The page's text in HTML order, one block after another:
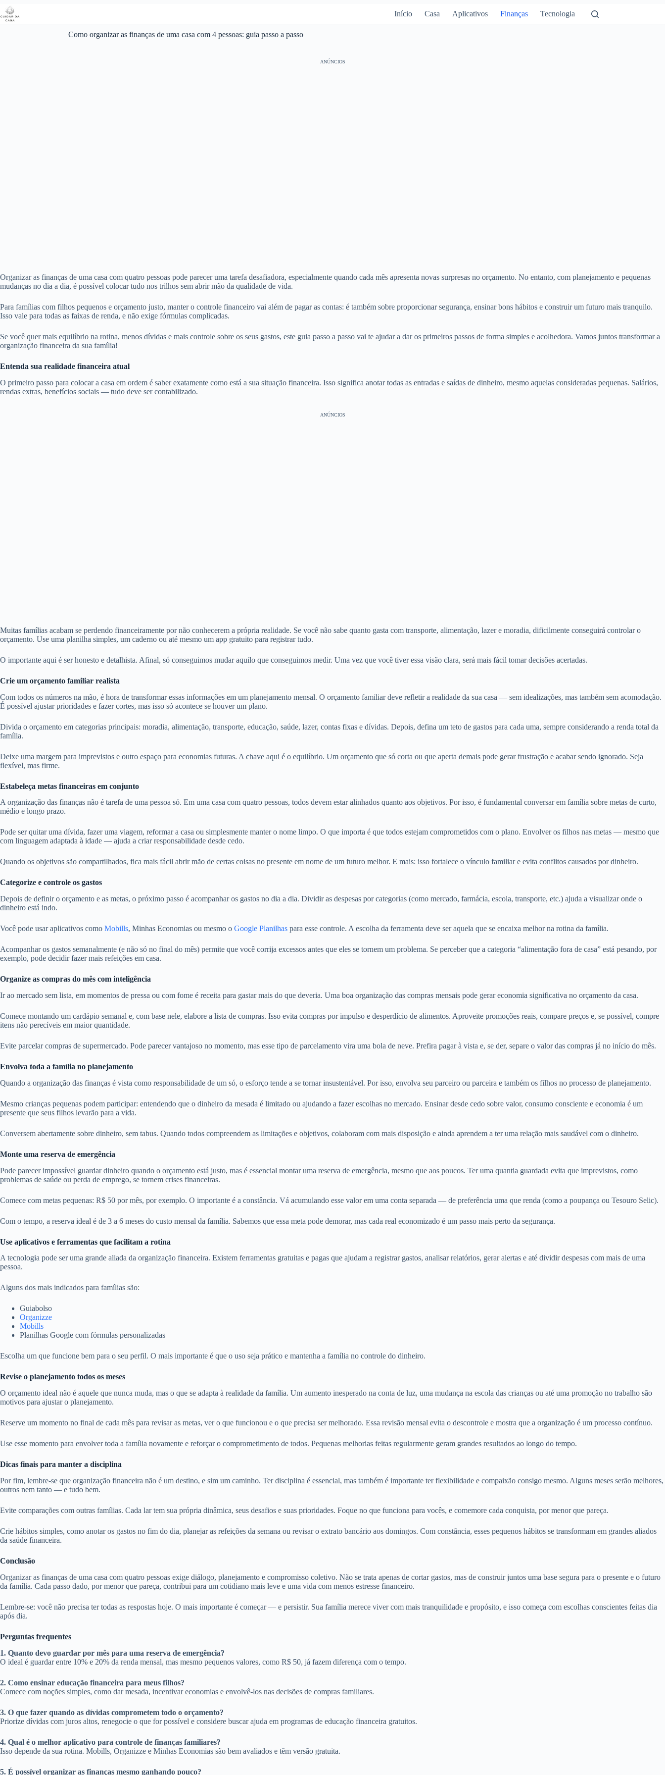
Pular
para
o
Início Casa Aplicativos Finanças Tecnologia
Como organizar as finanças de uma casa com 4 pessoas: guia passo a passo
ANÚNCIOS
Organizar as finanças de uma casa com quatro pessoas pode parecer uma tarefa desafiadora, especialmente quando cada mês apresenta novas surpresas no orçamento. No entanto, com planejamento e pequenas
mudanças no dia a dia, é possível colocar tudo nos trilhos sem abrir mão da qualidade de vida.
Para famílias com filhos pequenos e orçamento justo, manter o controle financeiro vai além de pagar as contas: é também sobre proporcionar segurança, ensinar bons hábitos e construir um futuro mais tranquilo.
Isso vale para todas as faixas de renda, e não exige fórmulas complicadas.
Se você quer mais equilíbrio na rotina, menos dívidas e mais controle sobre os seus gastos, este guia passo a passo vai te ajudar a dar os primeiros passos de forma simples e acolhedora. Vamos juntos transformar a
organização financeira da sua família!
Entenda sua realidade financeira atual
O primeiro passo para colocar a casa em ordem é saber exatamente como está a sua situação financeira. Isso significa anotar todas as entradas e saídas de dinheiro, mesmo aquelas consideradas pequenas. Salários,
rendas extras, benefícios sociais — tudo deve ser contabilizado.
ANÚNCIOS
Muitas famílias acabam se perdendo financeiramente por não conhecerem a própria realidade. Se você não sabe quanto gasta com transporte, alimentação, lazer e moradia, dificilmente conseguirá controlar o
orçamento. Use uma planilha simples, um caderno ou até mesmo um app gratuito para registrar tudo.
O importante aqui é ser honesto e detalhista. Afinal, só conseguimos mudar aquilo que conseguimos medir. Uma vez que você tiver essa visão clara, será mais fácil tomar decisões acertadas.
Crie um orçamento familiar realista
Com todos os números na mão, é hora de transformar essas informações em um planejamento mensal. O orçamento familiar deve refletir a realidade da sua casa — sem idealizações, mas também sem acomodação.
É possível ajustar prioridades e fazer cortes, mas isso só acontece se houver um plano.
Divida o orçamento em categorias principais: moradia, alimentação, transporte, educação, saúde, lazer, contas fixas e dívidas. Depois, defina um teto de gastos para cada uma, sempre considerando a renda total da
família.
Deixe uma margem para imprevistos e outro espaço para economias futuras. A chave aqui é o equilíbrio. Um orçamento que só corta ou que aperta demais pode gerar frustração e acabar sendo ignorado. Seja
flexível, mas firme.
Estabeleça metas financeiras em conjunto
A organização das finanças não é tarefa de uma pessoa só. Em uma casa com quatro pessoas, todos devem estar alinhados quanto aos objetivos. Por isso, é fundamental conversar em família sobre metas de curto,
médio e longo prazo.
Pode ser quitar uma dívida, fazer uma viagem, reformar a casa ou simplesmente manter o nome limpo. O que importa é que todos estejam comprometidos com o plano. Envolver os filhos nas metas — mesmo que
com linguagem adaptada à idade — ajuda a criar responsabilidade desde cedo.
Quando os objetivos são compartilhados, fica mais fácil abrir mão de certas coisas no presente em nome de um futuro melhor. E mais: isso fortalece o vínculo familiar e evita conflitos causados por dinheiro.
Categorize e controle os gastos
Depois de definir o orçamento e as metas, o próximo passo é acompanhar os gastos no dia a dia. Dividir as despesas por categorias (como mercado, farmácia, escola, transporte, etc.) ajuda a visualizar onde o
dinheiro está indo.
Você pode usar aplicativos como Mobills, Minhas Economias ou mesmo o Google Planilhas para esse controle. A escolha da ferramenta deve ser aquela que se encaixa melhor na rotina da família.
Acompanhar os gastos semanalmente (e não só no final do mês) permite que você corrija excessos antes que eles se tornem um problema. Se perceber que a categoria “alimentação fora de casa” está pesando, por
exemplo, pode decidir fazer mais refeições em casa.
Organize as compras do mês com inteligência
Ir ao mercado sem lista, em momentos de pressa ou com fome é receita para gastar mais do que deveria. Uma boa organização das compras mensais pode gerar economia significativa no orçamento da casa.
Comece montando um cardápio semanal e, com base nele, elabore a lista de compras. Isso evita compras por impulso e desperdício de alimentos. Aproveite promoções reais, compare preços e, se possível, compre
itens não perecíveis em maior quantidade.
Evite parcelar compras de supermercado. Pode parecer vantajoso no momento, mas esse tipo de parcelamento vira uma bola de neve. Prefira pagar à vista e, se der, separe o valor das compras já no início do mês.
Envolva toda a família no planejamento
Quando a organização das finanças é vista como responsabilidade de um só, o esforço tende a se tornar insustentável. Por isso, envolva seu parceiro ou parceira e também os filhos no processo de planejamento.
Mesmo crianças pequenas podem participar: entendendo que o dinheiro da mesada é limitado ou ajudando a fazer escolhas no mercado. Ensinar desde cedo sobre valor, consumo consciente e economia é um
presente que seus filhos levarão para a vida.
Conversem abertamente sobre dinheiro, sem tabus. Quando todos compreendem as limitações e objetivos, colaboram com mais disposição e ainda aprendem a ter uma relação mais saudável com o dinheiro.
Monte uma reserva de emergência
Pode parecer impossível guardar dinheiro quando o orçamento está justo, mas é essencial montar uma reserva de emergência, mesmo que aos poucos. Ter uma quantia guardada evita que imprevistos, como
problemas de saúde ou perda de emprego, se tornem crises financeiras.
Comece com metas pequenas: R$ 50 por mês, por exemplo. O importante é a constância. Vá acumulando esse valor em uma conta separada — de preferência uma que renda (como a poupança ou Tesouro Selic).
Com o tempo, a reserva ideal é de 3 a 6 meses do custo mensal da família. Sabemos que essa meta pode demorar, mas cada real economizado é um passo mais perto da segurança.
Use aplicativos e ferramentas que facilitam a rotina
A tecnologia pode ser uma grande aliada da organização financeira. Existem ferramentas gratuitas e pagas que ajudam a registrar gastos, analisar relatórios, gerar alertas e até dividir despesas com mais de uma
pessoa.
Alguns dos mais indicados para famílias são:
Guiabolso
Organizze
Mobills
Planilhas Google com fórmulas personalizadas
Escolha um que funcione bem para o seu perfil. O mais importante é que o uso seja prático e mantenha a família no controle do dinheiro.
Revise o planejamento todos os meses
O orçamento ideal não é aquele que nunca muda, mas o que se adapta à realidade da família. Um aumento inesperado na conta de luz, uma mudança na escola das crianças ou até uma promoção no trabalho são
motivos para ajustar o planejamento.
Reserve um momento no final de cada mês para revisar as metas, ver o que funcionou e o que precisa ser melhorado. Essa revisão mensal evita o descontrole e mostra que a organização é um processo contínuo.
Use esse momento para envolver toda a família novamente e reforçar o comprometimento de todos. Pequenas melhorias feitas regularmente geram grandes resultados ao longo do tempo.
Dicas finais para manter a disciplina
Por fim, lembre-se que organização financeira não é um destino, e sim um caminho. Ter disciplina é essencial, mas também é importante ter flexibilidade e compaixão consigo mesmo. Alguns meses serão melhores,
outros nem tanto — e tudo bem.
Evite comparações com outras famílias. Cada lar tem sua própria dinâmica, seus desafios e suas prioridades. Foque no que funciona para vocês, e comemore cada conquista, por menor que pareça.
Crie hábitos simples, como anotar os gastos no fim do dia, planejar as refeições da semana ou revisar o extrato bancário aos domingos. Com constância, esses pequenos hábitos se transformam em grandes aliados
da saúde financeira.
Conclusão
Organizar as finanças de uma casa com quatro pessoas exige diálogo, planejamento e compromisso coletivo. Não se trata apenas de cortar gastos, mas de construir juntos uma base segura para o presente e o futuro
da família. Cada passo dado, por menor que pareça, contribui para um cotidiano mais leve e uma vida com menos estresse financeiro.
Lembre-se: você não precisa ter todas as respostas hoje. O mais importante é começar — e persistir. Sua família merece viver com mais tranquilidade e propósito, e isso começa com escolhas conscientes feitas dia
após dia.
Perguntas frequentes
1. Quanto devo guardar por mês para uma reserva de emergência?
O ideal é guardar entre 10% e 20% da renda mensal, mas mesmo pequenos valores, como R$ 50, já fazem diferença com o tempo.
2. Como ensinar educação financeira para meus filhos?
Comece com noções simples, como dar mesada, incentivar economias e envolvê-los nas decisões de compras familiares.
3. O que fazer quando as dívidas comprometem todo o orçamento?
Priorize dívidas com juros altos, renegocie o que for possível e considere buscar ajuda em programas de educação financeira gratuitos.
4. Qual é o melhor aplicativo para controle de finanças familiares?
Isso depende da sua rotina. Mobills, Organizze e Minhas Economias são bem avaliados e têm versão gratuita.
5. É possível organizar as finanças mesmo ganhando pouco?